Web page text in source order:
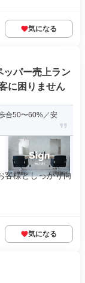
気になる
ッパー売上ラン
に困りません
合50〜60%／安
客様としっかり向
気になる